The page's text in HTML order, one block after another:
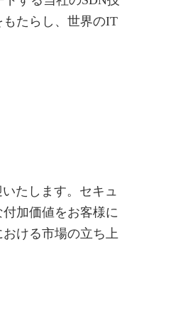
たらし、世界のIT
たします。セキュ
加価値をお客様に
ける市場の立ち上